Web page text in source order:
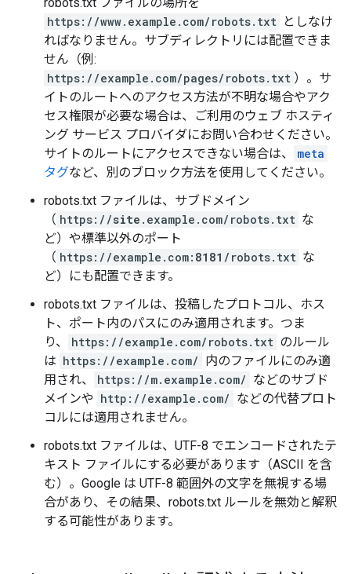
https://www.example.com/robots.txt としなけ
ればなりません。サブディレクトリには配置できま
せん（例:
https://example.com/pages/robots.txt ）。サ
イトのルートへのアクセス方法が不明な場合やアク
セス権限が必要な場合は、ご利用のウェブ ホスティ
ング サービス プロバイダにお問い合わせください。
サイトのルートにアクセスできない場合は、
meta
タグなど、別のブロック方法を使用してください。
robots.txt ファイルは、サブドメイン
（ https://site .example.com/robots.txt な
ど）や標準以外のポート
（ https://example.com: 8181 /robots.txt な
ど）にも配置できます。
robots.txt ファイルは、投稿したプロトコル、ホス
ト、ポート内のパスにのみ適用されます。つま
り、
https://example.com/robots.txt のルール
は https://example.com/ 内のファイルにのみ適
用され、
https://m.example.com/ などのサブド
メインや http://example.com/ などの代替プロト
コルには適用されません。
robots.txt ファイルは、UTF-8 でエンコードされたテ
キスト ファイルにする必要があります（ASCII を含
む）。Google は UTF-8 範囲外の文字を無視する場
合があり、その結果、robots.txt ルールを無効と解釈
する可能性があります。